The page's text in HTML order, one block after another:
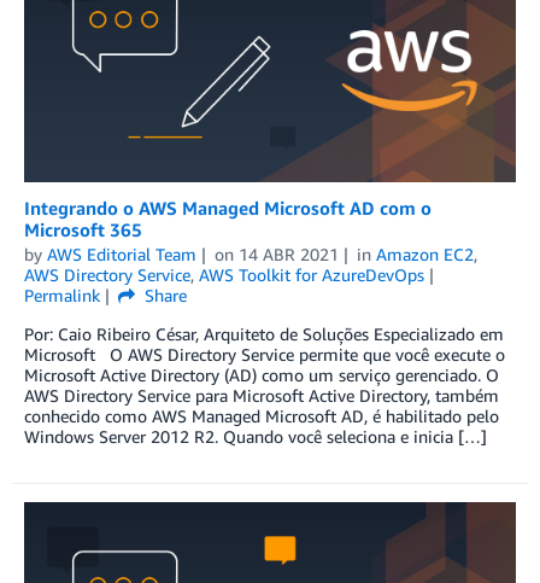
Integrando o AWS Managed Microsoft AD com o
Microsoft 365
by AWS Editorial Team on 14 ABR 2021 in Amazon EC2,
AWS Directory Service, AWS Toolkit for AzureDevOps
Permalink
Share
Por: Caio Ribeiro César, Arquiteto de Soluções Especializado em
Microsoft O AWS Directory Service permite que você execute o
Microsoft Active Directory (AD) como um serviço gerenciado. O
AWS Directory Service para Microsoft Active Directory, também
conhecido como AWS Managed Microsoft AD, é habilitado pelo
Windows Server 2012 R2. Quando você seleciona e inicia […]